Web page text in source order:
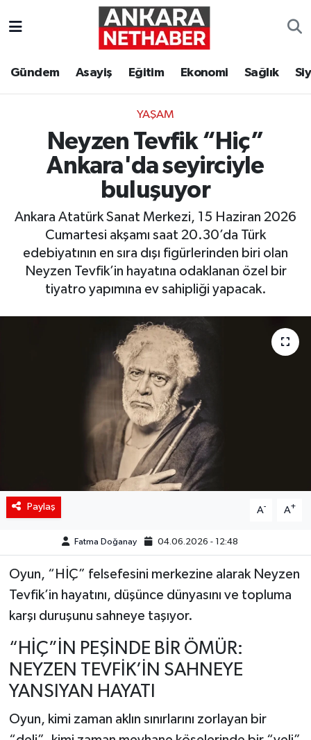
Gündem Asayiş Eğitim Ekonomi Sağlık
YAŞAM
Neyzen Tevfik “Hiç”
Ankara'da seyirciyle
buluşuyor
Ankara Atatürk Sanat Merkezi, 15 Haziran 2026
Cumartesi akşamı saat 20.30’da Türk
edebiyatının en sıra dışı figürlerinden biri olan
Neyzen Tevfik’in hayatına odaklanan özel bir
tiyatro yapımına ev sahipliği yapacak.
Paylaş A- A+
Fatma Doğanay 04.06.2026 - 12:48
Oyun, “HİÇ” felsefesini merkezine alarak Neyzen
Tevfik’in hayatını, düşünce dünyasını ve topluma
karşı duruşunu sahneye taşıyor.
“HİÇ”İN PEŞİNDE BİR ÖMÜR:
NEYZEN TEVFİK’İN SAHNEYE
YANSIYAN HAYATI
Oyun, kimi zaman aklın sınırlarını zorlayan bir
Ekonomi
Kim Kimdir Nereli
Resmi İlanlar
Sağlık
Ankara Hava Durumu
Süper Lig Puan Durumu ve Fikstür
Tüm Manşetler
Son Dakika Haberleri
Haber Arşivi